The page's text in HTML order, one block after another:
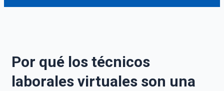
Por qué los técnicos
laborales virtuales son una